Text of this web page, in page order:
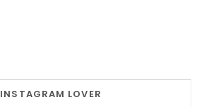
INSTAGRAM LOVER